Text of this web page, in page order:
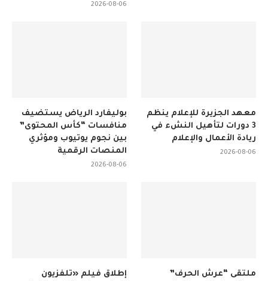
2026-08-06
بوليفارد الرياض يستضيف
منافسات “كأس المحتوى”
بين نجوم يوتيوب ومؤثري
المنصات الرقمية
2026-08-06
معهد الجزيرة للإعلام ينظم
3 دورات لتأهيل النشء في
ريادة الأعمال والإعلام
2026-08-06
إطلاق فيلم «تلفزيون
ملتقى “عرش الحرف”